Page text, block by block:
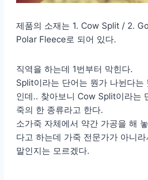
제품의 소재는 1. Cow Split / 2.
Polar Fleece로 되어 있다.
직역을 하는데 1번부터 막힌다.
Split이라는 단어는 뭔가 나뉜다는
인데.. 찾아보니 Cow Split이라는
죽의 한 종류라고 한다.
소가죽 자체에서 약간 가공을 해
다고 하는데 가죽 전문가가 아니
말인지는 모르겠다.